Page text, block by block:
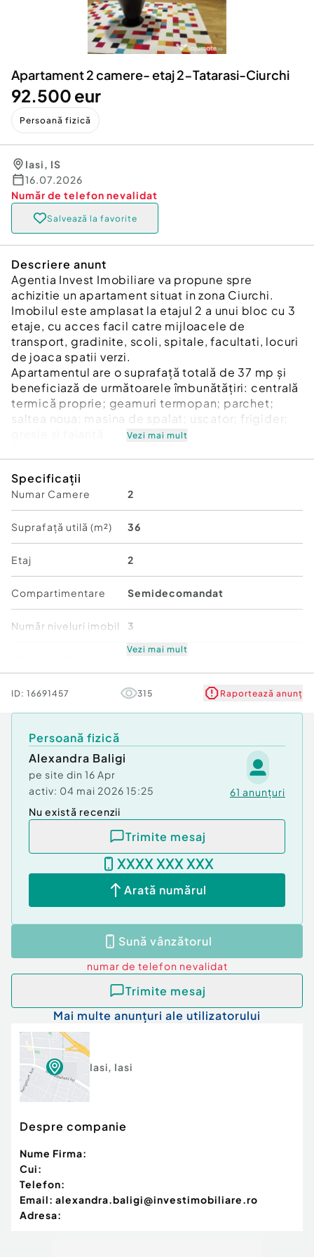
Animale de companie
Afaceri și echipamente profesionale
Inchiriere Bunuri si Vehicule
Utilaje agricole si industriale
Piese auto si accesorii
Apartament 2 camere- etaj 2-Tatarasi-Ciurchi
92.500 eur
Persoană fizică
Iasi, IS
16.07.2026
Număr de telefon nevalidat
Salvează la favorite
Descriere anunt
Agentia Invest Imobiliare va propune spre
achizitie un apartament situat in zona Ciurchi.
Imobilul este amplasat la etajul 2 a unui bloc cu 3
etaje, cu acces facil catre mijloacele de
transport, gradinite, scoli, spitale, facultati, locuri
de joaca spatii verzi.
Apartamentul are o suprafață totală de 37 mp și
beneficiază de următoarele îmbunătățiri: centrală
termică proprie; geamuri termopan; parchet;
saltea noua; masina de spalat; uscator; frigider;
Pentru detalii sau vizionări vă stau la dispoziție:
0744.288.612
Id intern: P8314
Confort:1
Tip imobil:
Bloc de apartamente
Număr Băi:1
Comision cumpărător:3%
Vezi mai mult
Specificații
Numar Camere 2
Suprafață utilă (m²) 36
Etaj 2
Compartimentare Semidecomandat
Număr niveluri imobil 3
Stare Bună
Vezi mai mult
ID: 16691457 315 Raportează anunț
Persoană fizică
Alexandra Baligi
pe site din 16 Apr
activ: 04 mai 2026 15:25 61 anunțuri
Nu există recenzii
Trimite mesaj
XXXX XXX XXX
Arată numărul
Sună vânzătorul
numar de telefon nevalidat
Trimite mesaj
Mai multe anunțuri ale utilizatorului
Iasi, Iasi
Despre companie
Nume Firma:
Cui:
Telefon:
Email: alexandra.baligi@investimobiliare.ro
Adresa: